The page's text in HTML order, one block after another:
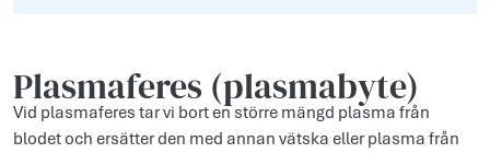
Plasmaferes (plasmabyte)
Vid plasmaferes tar vi bort en större mängd plasma från
blodet och ersätter den med annan vätska eller plasma från